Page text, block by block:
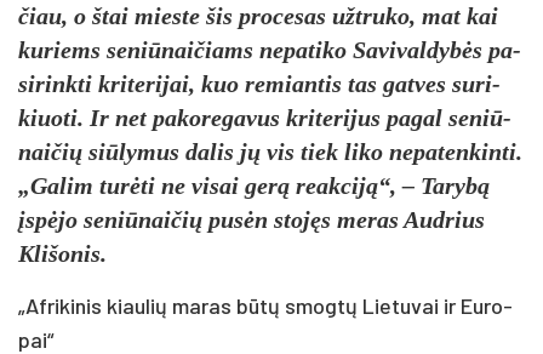
čiau, o štai mies­te šis pro­ce­sas užt­ru­ko, mat kai
ku­riems se­niū­nai­čiams ne­pa­ti­ko Sa­vi­val­dybės pa­
si­rink­ti kri­te­ri­jai, kuo re­mian­tis tas gat­ves su­ri­
kiuo­ti. Ir net pa­ko­re­ga­vus kri­te­ri­jus pa­gal se­niū­
nai­čių siū­ly­mus da­lis jų vis tiek li­ko ne­pa­ten­kin­ti.
„Ga­lim turė­ti ne vi­sai gerą reak­ciją“, – Ta­rybą
įspėjo se­niū­nai­čių pusėn stojęs me­ras Aud­rius
Kli­šo­nis.
„Af­ri­ki­nis kiau­lių ma­ras bū­tų smogtų Lie­tu­vai ir Eu­ro­
pai“